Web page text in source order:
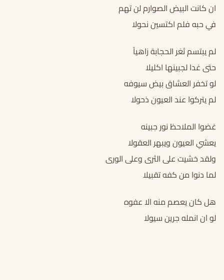
ان كانت البيض الصوارم لن تهم
في حبه فلم اكتسين نحولا
لم يبتسم ثغر الحجابة زاهياً
حتى غدا لجبينها اكليلا
لو تخفر العشاق بيض سيوفه
لم يتركوا عند العيون ذحولا
غضوا الملاحظ نور جبينه
يعشي العيون ويبهر العقولا
ولقد خشيت على الثرى وعلى الورى
لما دنوا من كفه تقبيلا
هل كان يعصم منه الا عفوه
لو ان انمله جرين سيولا